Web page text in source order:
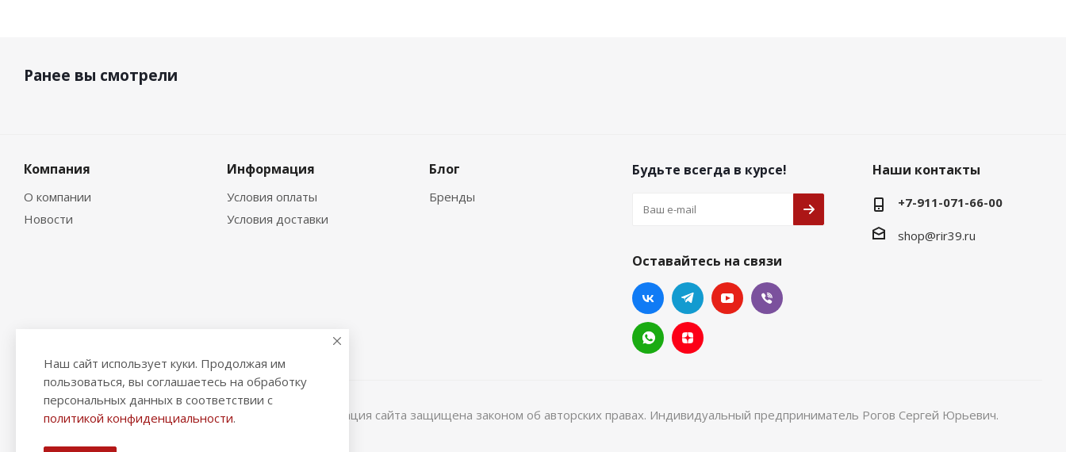
Ранее вы смотрели
Компания
О компании
Новости
Информация
Условия оплаты
Условия доставки
Блог
Бренды
Будьте всегда в курсе!
Оставайтесь на связи
Наши контакты
+7-911-071-66-00
shop@rir39.ru
2026 © "Рыбак и Рыбачок" - интернет-магазин Информация сайта защищена законом об авторских правах. Индивидуальный предприниматель Рогов Сергей Юрьевич.
Наш сайт использует куки. Продолжая им
пользоваться, вы соглашаетесь на обработку
персональных данных в соответствии с
политикой конфиденциальности.